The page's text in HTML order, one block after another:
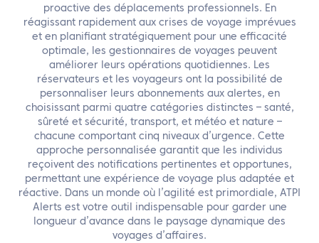
Contactez nous
proactive des déplacements professionnels. En
réagissant rapidement aux crises de voyage imprévues
et en planifiant stratégiquement pour une efficacité
optimale, les gestionnaires de voyages peuvent
améliorer leurs opérations quotidiennes. Les
réservateurs et les voyageurs ont la possibilité de
personnaliser leurs abonnements aux alertes, en
choisissant parmi quatre catégories distinctes – santé,
sûreté et sécurité, transport, et météo et nature –
chacune comportant cinq niveaux d’urgence. Cette
approche personnalisée garantit que les individus
reçoivent des notifications pertinentes et opportunes,
permettant une expérience de voyage plus adaptée et
réactive. Dans un monde où l’agilité est primordiale, ATPI
Alerts est votre outil indispensable pour garder une
longueur d’avance dans le paysage dynamique des
voyages d’affaires.